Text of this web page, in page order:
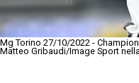
Mg Torino 27/10/2022 -
Matteo Gribaudi/Image Sport